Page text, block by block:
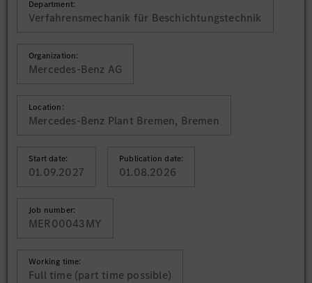
Department:
Verfahrensmechanik für Beschichtungstechnik
Organization:
Mercedes-Benz AG
Location:
Mercedes-Benz Plant Bremen, Bremen
Start date:
01.09.2027
Publication date:
01.08.2026
Job number:
MER00043MY
Working time:
Full time (part time possible)